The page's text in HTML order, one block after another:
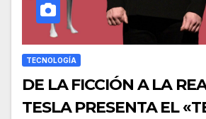
TECNOLOGÍA
DE LA FICCIÓN A LA
TESLA PRESENTA EL